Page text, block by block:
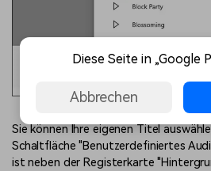
Sie können Ihre eigenen Titel
Schaltfläche "Benutzerdefiniertes
ist neben der Registerkarte
Diese Seite in „Google
Abbrechen